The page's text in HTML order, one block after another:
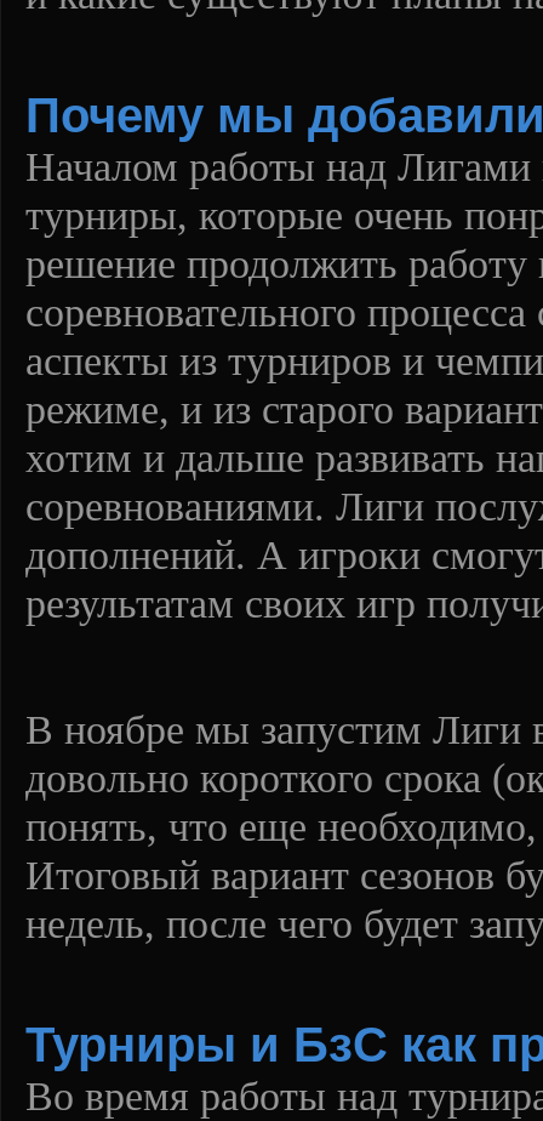
Почему мы
Началом работы над Лигами
турниры, которые очень
решение продолжить работу
соревновательного
аспекты из турниров и
режиме, и из старого
хотим и дальше развивать
соревнованиями. Лиги
дополнений. А игроки
результатам своих игр
В ноябре мы запустим Лиги
довольно короткого срока
понять, что еще
Итоговый вариант сезонов
недель, после чего будет
Турниры и БзС как
Во время работы над